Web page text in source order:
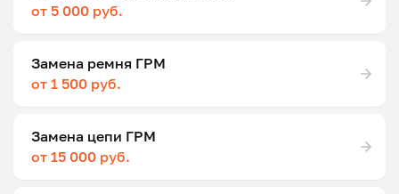
от 5 000 руб.
Замена ремня ГРМ
от 1 500 руб.
Замена цепи ГРМ
от 15 000 руб.